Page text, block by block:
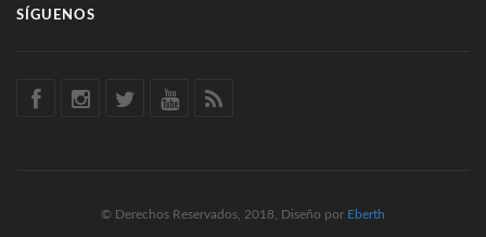
SÍGUENOS
© Derechos Reservados, 2018, Diseño por Eberth